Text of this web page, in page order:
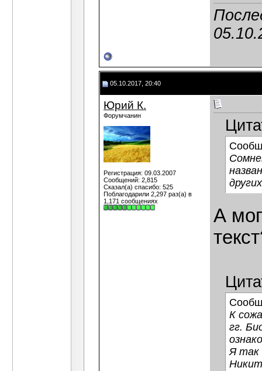
05.10.2017, 20:40
Юрий К.
Форумчанин
Регистрация: 09.03.2007
Сообщений: 2,815
Сказал(а) спасибо: 525
Поблагодарили 2,297 раз(а) в
1,171 сообщениях
А
К
гг.
Я так